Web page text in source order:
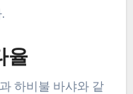
율
하비불 바샤와 같